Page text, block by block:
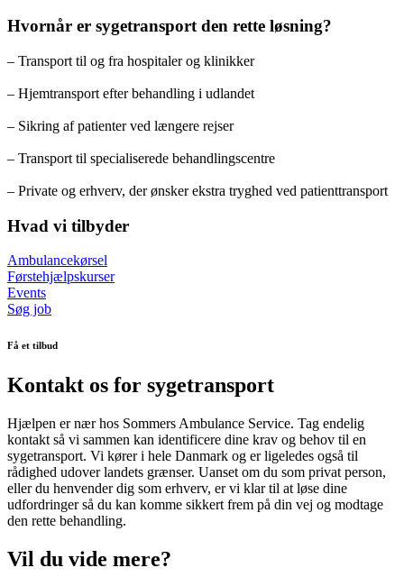
Hvornår er sygetransport den rette løsning?
– Transport til og fra hospitaler og klinikker
– Hjemtransport efter behandling i udlandet
– Sikring af patienter ved længere rejser
– Transport til specialiserede behandlingscentre
– Private og erhverv, der ønsker ekstra tryghed ved patienttransport
Hvad vi tilbyder
Ambulancekørsel
Førstehjælpskurser
Events
Søg job
Få et tilbud
Kontakt os for sygetransport
Hjælpen er nær hos Sommers Ambulance Service. Tag endelig
kontakt så vi sammen kan identificere dine krav og behov til en
sygetransport. Vi kører i hele Danmark og er ligeledes også til
rådighed udover landets grænser. Uanset om du som privat person,
eller du henvender dig som erhverv, er vi klar til at løse dine
udfordringer så du kan komme sikkert frem på din vej og modtage
den rette behandling.
Vil du vide mere?